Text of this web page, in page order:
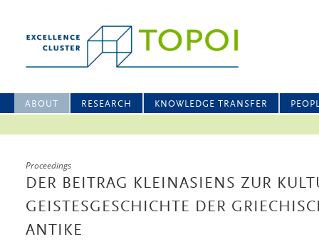
ABOUT RESEARCH KNOWLEDGE TRANSFER
Proceedings
DER BEITRAG KLEINASIENS ZUR
GEISTESGESCHICHTE DER
ANTIKE